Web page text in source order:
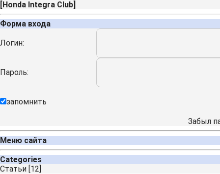
[Honda Integra Club]
Форма входа
Логин:
Пароль:
запомнить
Забыл
Меню сайта
Categories
Cтатьи [12]